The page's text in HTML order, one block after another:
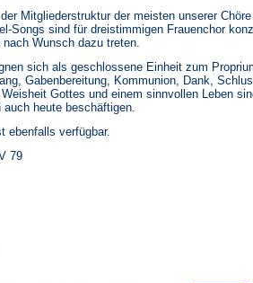
Mitgliederstruktur der meisten unserer Chöre
Songs sind für dreistimmigen Frauenchor
Wunsch dazu treten.
sich als geschlossene Einheit zum
Gabenbereitung, Kommunion, Dank,
Gottes und einem sinnvollen Leben
heute beschäftigen.
ebenfalls verfügbar.
79